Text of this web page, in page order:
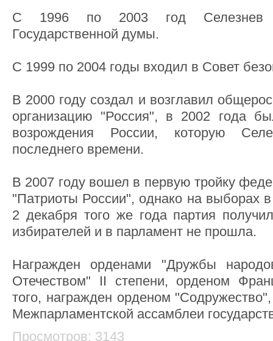
С 1996 по 2003 год Селезнев
Государственной думы.
С 1999 по 2004 годы входил в Совет
В 2000 году создал и возглавил
организацию "Россия", в 2002 года
возрождения России, которую
последнего времени.
В 2007 году вошел в первую тройку
"Патриоты России", однако на выборах
2 декабря того же года партия
избирателей и в парламент не прошла.
Награжден орденами "Дружбы
Отечеством" II степени, орденом
того, награжден орденом
Межпарламентской ассамблеи
Просмотров: 3143